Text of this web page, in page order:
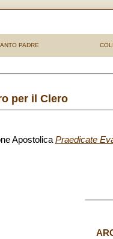
PADRE
per il Clero
ApostolicaPraedicate